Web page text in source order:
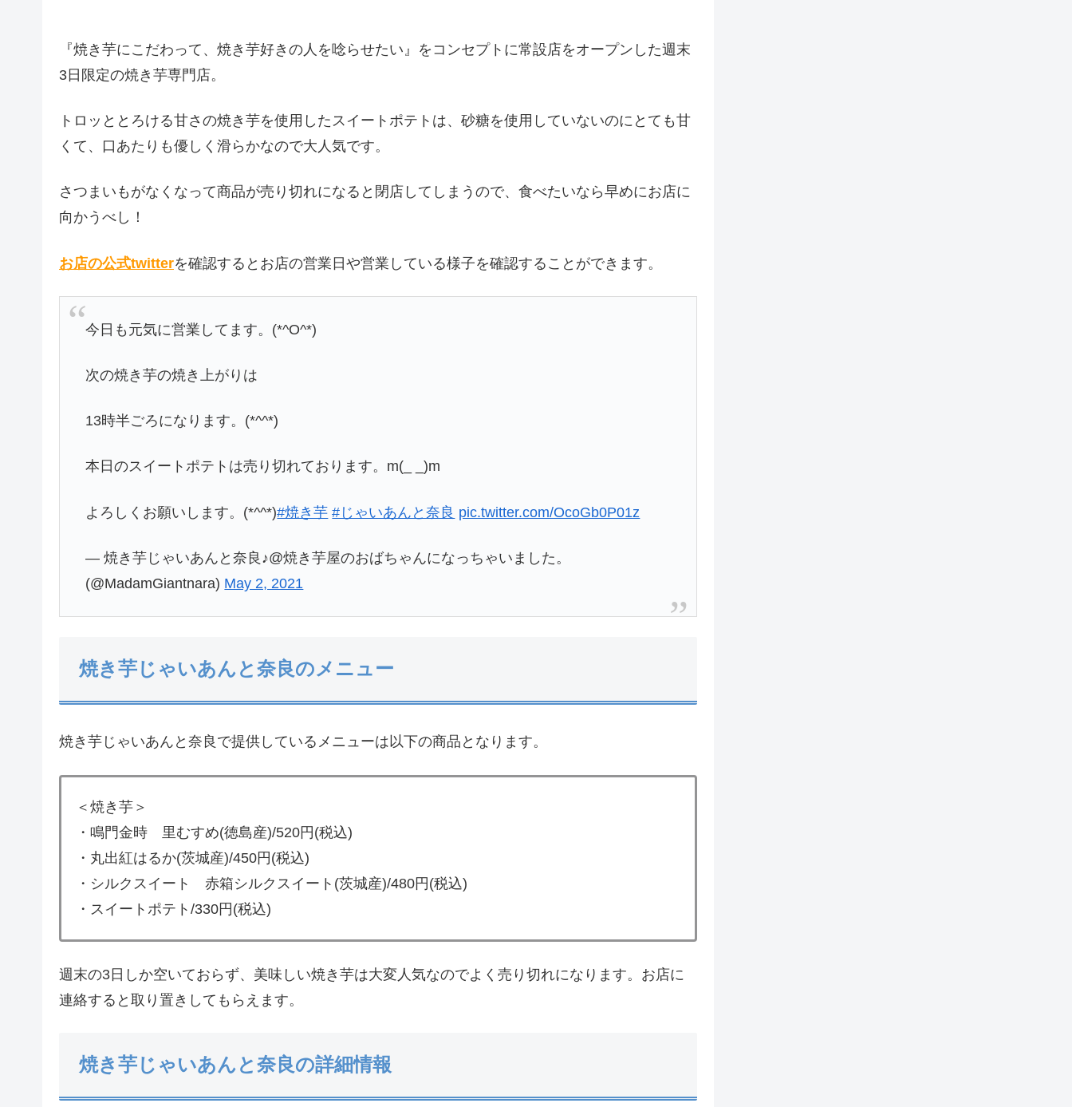
『焼き芋にこだわって、焼き芋好きの人を唸らせたい』をコンセプトに常設店をオープンした週末
3日限定の焼き芋専門店。
トロッととろける甘さの焼き芋を使用したスイートポテトは、砂糖を使用していないのにとても甘
くて、口あたりも優しく滑らかなので大人気です。
さつまいもがなくなって商品が売り切れになると閉店してしまうので、食べたいなら早めにお店に
向かうべし！
お店の公式twitterを確認するとお店の営業日や営業している様子を確認することができます。
今日も元気に営業してます。(*^O^*)
次の焼き芋の焼き上がりは
13時半ごろになります。(*^^*)
本日のスイートポテトは売り切れております。m(_ _)m
よろしくお願いします。(*^^*)#焼き芋 #じゃいあんと奈良 pic.twitter.com/OcoGb0P01z
— 焼き芋じゃいあんと奈良♪@焼き芋屋のおばちゃんになっちゃいました。
(@MadamGiantnara) May 2, 2021
焼き芋じゃいあんと奈良のメニュー
焼き芋じゃいあんと奈良で提供しているメニューは以下の商品となります。
＜焼き芋＞
・鳴門金時 里むすめ(徳島産)/520円(税込)
・丸出紅はるか(茨城産)/450円(税込)
・シルクスイート 赤箱シルクスイート(茨城産)/480円(税込)
・スイートポテト/330円(税込)
週末の3日しか空いておらず、美味しい焼き芋は大変人気なのでよく売り切れになります。お店に
連絡すると取り置きしてもらえます。
焼き芋じゃいあんと奈良の詳細情報